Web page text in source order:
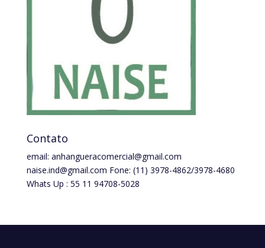
Contato
email: anhangueracomercial@gmail.com
naise.ind@gmail.com Fone: (11) 3978-4862/3978-4680
Whats Up : 55 11 94708-5028